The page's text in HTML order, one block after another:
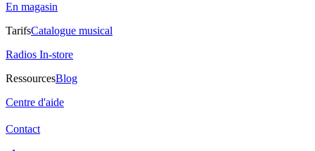
En magasin
TarifsCatalogue musical
Radios In-store
RessourcesBlog
Centre d'aide
Contact